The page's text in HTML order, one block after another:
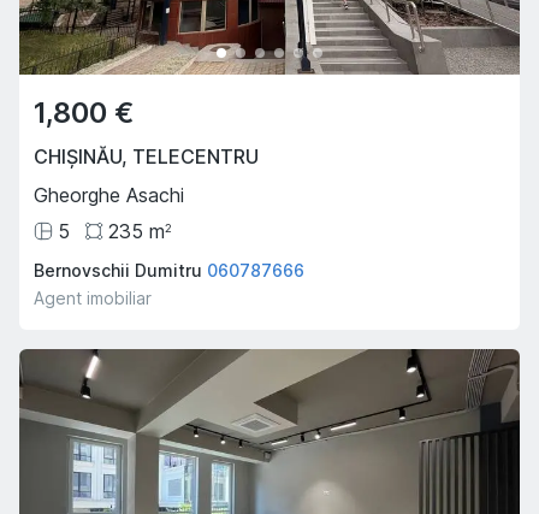
1,800 €
CHIȘINĂU, TELECENTRU
Gheorghe Asachi
5
235 m2
Bernovschii Dumitru 060787666
Agent imobiliar